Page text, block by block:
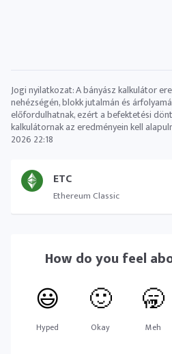
ETC
Ethereum Classic
How do you feel
😃
Hyped
🙂
Okay
🥱
Meh
Jogi nyilatkozat: A bányász ​​kalkulátor
nehézségén, blokk jutalmán és
előfordulhatnak, ezért a befektetési
kalkulátornak az eredményein kell
2026 22:18